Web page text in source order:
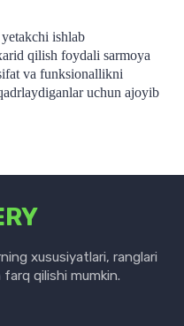
ishlab
qilish foydali sarmoya
va funksionallikni
uchun ajoyib
xususiyatlari, ranglari
qilishi mumkin.